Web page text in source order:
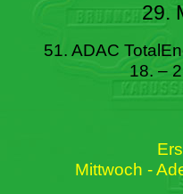
29.
51. ADAC
18. –
Mittwoch -